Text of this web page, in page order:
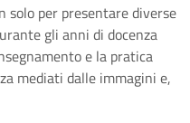
solo per presentare diverse
gli anni di docenza
e la pratica
mediati dalle immagini e,